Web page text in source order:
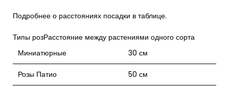
Подробнее о расстояниях посадки в таблице.
Типы розРасстояние между растениями одного сорта
Миниатюрные
30 см
Розы Патио 50 см